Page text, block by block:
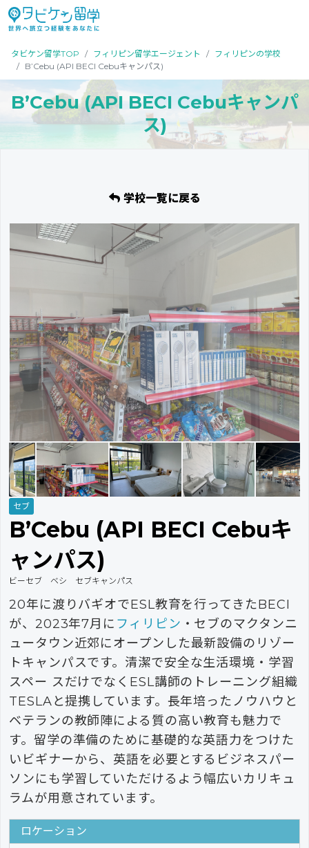
タビケン留学TOP フィリピン留学エージェント
フィリピンの学校
B’Cebu (API BECI Cebuキャンパス)
B’Cebu (API BECI Cebuキャンパ
ス)
学校一覧に戻る
セブ
B’Cebu (API BECI Cebuキ
ャンパス)
ビーセブ ベシ セブキャンパス
20年に渡りバギオでESL教育を行ってきたBECI
が、2023年7月に フィリピン ・セブのマクタンニ
ュータウン近郊にオープンした最新設備のリゾー
トキャンパスです。清潔で安全な生活環境・学習
スペー スだけでなくESL講師のトレーニング組織
TESLAと提携しています。長年培ったノウハウと
ベテランの教師陣による質の高い教育も魅力で
す。留学の準備のために基礎的な英語力をつけた
いビギナーから、英語を必要とするビジネスパー
ソンにも学習していただけるよう幅広いカリキュ
ラムが用意されています。
ロケーション